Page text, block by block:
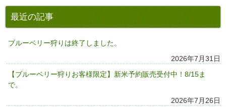
最近の記事
ブルーベリー狩りは終了しました。
2026年7月31日
【ブルーベリー狩りお客様限定】新米予約販売受付中！8/15ま
で。
2026年7月26日